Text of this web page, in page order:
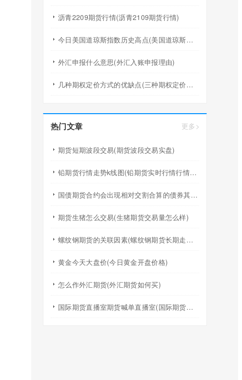
沥青2209期货行情(沥青2109期货行情)
今日美国道琼斯指数历史高点(美国道琼斯指数收盘价)
外汇申报什么意思(外汇入账申报理由)
几种期权定价方式的优缺点(三种期权定价公式)
热门文章 更多>
期货短期波段交易(期货波段交易实盘)
铅期货行情走势k线图(铅期货实时行情行情查询)
国债期货合约会出现相对交割合算的债券其原因是(国债期货交割只能一种券吗)
期货生猪怎么交易(生猪期货交易量怎么样)
螺纹钢期货的关联因素(螺纹钢期货长期走势预测)
黄金今天大盘价(今日黄金开盘价格)
怎么作外汇期货(外汇期货如何买)
国际期货直播室期货喊单直播室(国际期货直播室在线直播)